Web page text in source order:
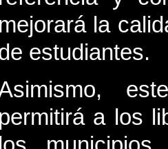
mejorará la
estudiantes.
permitirá a los